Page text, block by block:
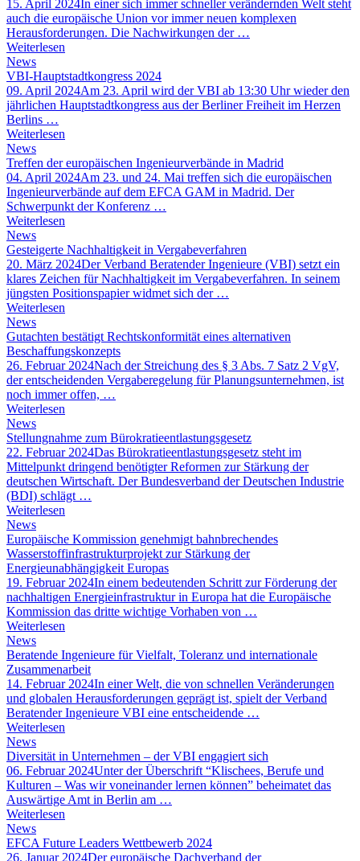
15. April 2024In einer sich immer schneller verändernden Welt steht
auch die europäische Union vor immer neuen komplexen
Herausforderungen. Die Nachwirkungen der …
Weiterlesen
News
VBI-Hauptstadtkongress 2024
09. April 2024Am 23. April wird der VBI ab 13:30 Uhr wieder den
jährlichen Hauptstadtkongress aus der Berliner Freiheit im Herzen
Berlins …
Weiterlesen
News
Treffen der europäischen Ingenieurverbände in Madrid
04. April 2024Am 23. und 24. Mai treffen sich die europäischen
Ingenieurverbände auf dem EFCA GAM in Madrid. Der
Schwerpunkt der Konferenz …
Weiterlesen
News
Gesteigerte Nachhaltigkeit in Vergabeverfahren
20. März 2024Der Verband Beratender Ingenieure (VBI) setzt ein
klares Zeichen für Nachhaltigkeit im Vergabeverfahren. In seinem
jüngsten Positionspapier widmet sich der …
Weiterlesen
News
Gutachten bestätigt Rechtskonformität eines alternativen
Beschaffungskonzepts
26. Februar 2024Nach der Streichung des § 3 Abs. 7 Satz 2 VgV,
der entscheidenden Vergaberegelung für Planungsunternehmen, ist
noch immer offen, …
Weiterlesen
News
Stellungnahme zum Bürokratieentlastungsgesetz
22. Februar 2024Das Bürokratieentlastungsgesetz steht im
Mittelpunkt dringend benötigter Reformen zur Stärkung der
deutschen Wirtschaft. Der Bundesverband der Deutschen Industrie
(BDI) schlägt …
Weiterlesen
News
Europäische Kommission genehmigt bahnbrechendes
Wasserstoffinfrastrukturprojekt zur Stärkung der
Energieunabhängigkeit Europas
19. Februar 2024In einem bedeutenden Schritt zur Förderung der
nachhaltigen Energieinfrastruktur in Europa hat die Europäische
Kommission das dritte wichtige Vorhaben von …
Weiterlesen
News
Beratende Ingenieure für Vielfalt, Toleranz und internationale
Zusammenarbeit
14. Februar 2024In einer Welt, die von schnellen Veränderungen
und globalen Herausforderungen geprägt ist, spielt der Verband
Beratender Ingenieure VBI eine entscheidende …
Weiterlesen
News
Diversität in Unternehmen – der VBI engagiert sich
06. Februar 2024Unter der Überschrift “Klischees, Berufe und
Kulturen – Was wir voneinander lernen können” beheimatet das
Auswärtige Amt in Berlin am …
Weiterlesen
News
EFCA Future Leaders Wettbewerb 2024
26. Januar 2024Der europäische Dachverband der